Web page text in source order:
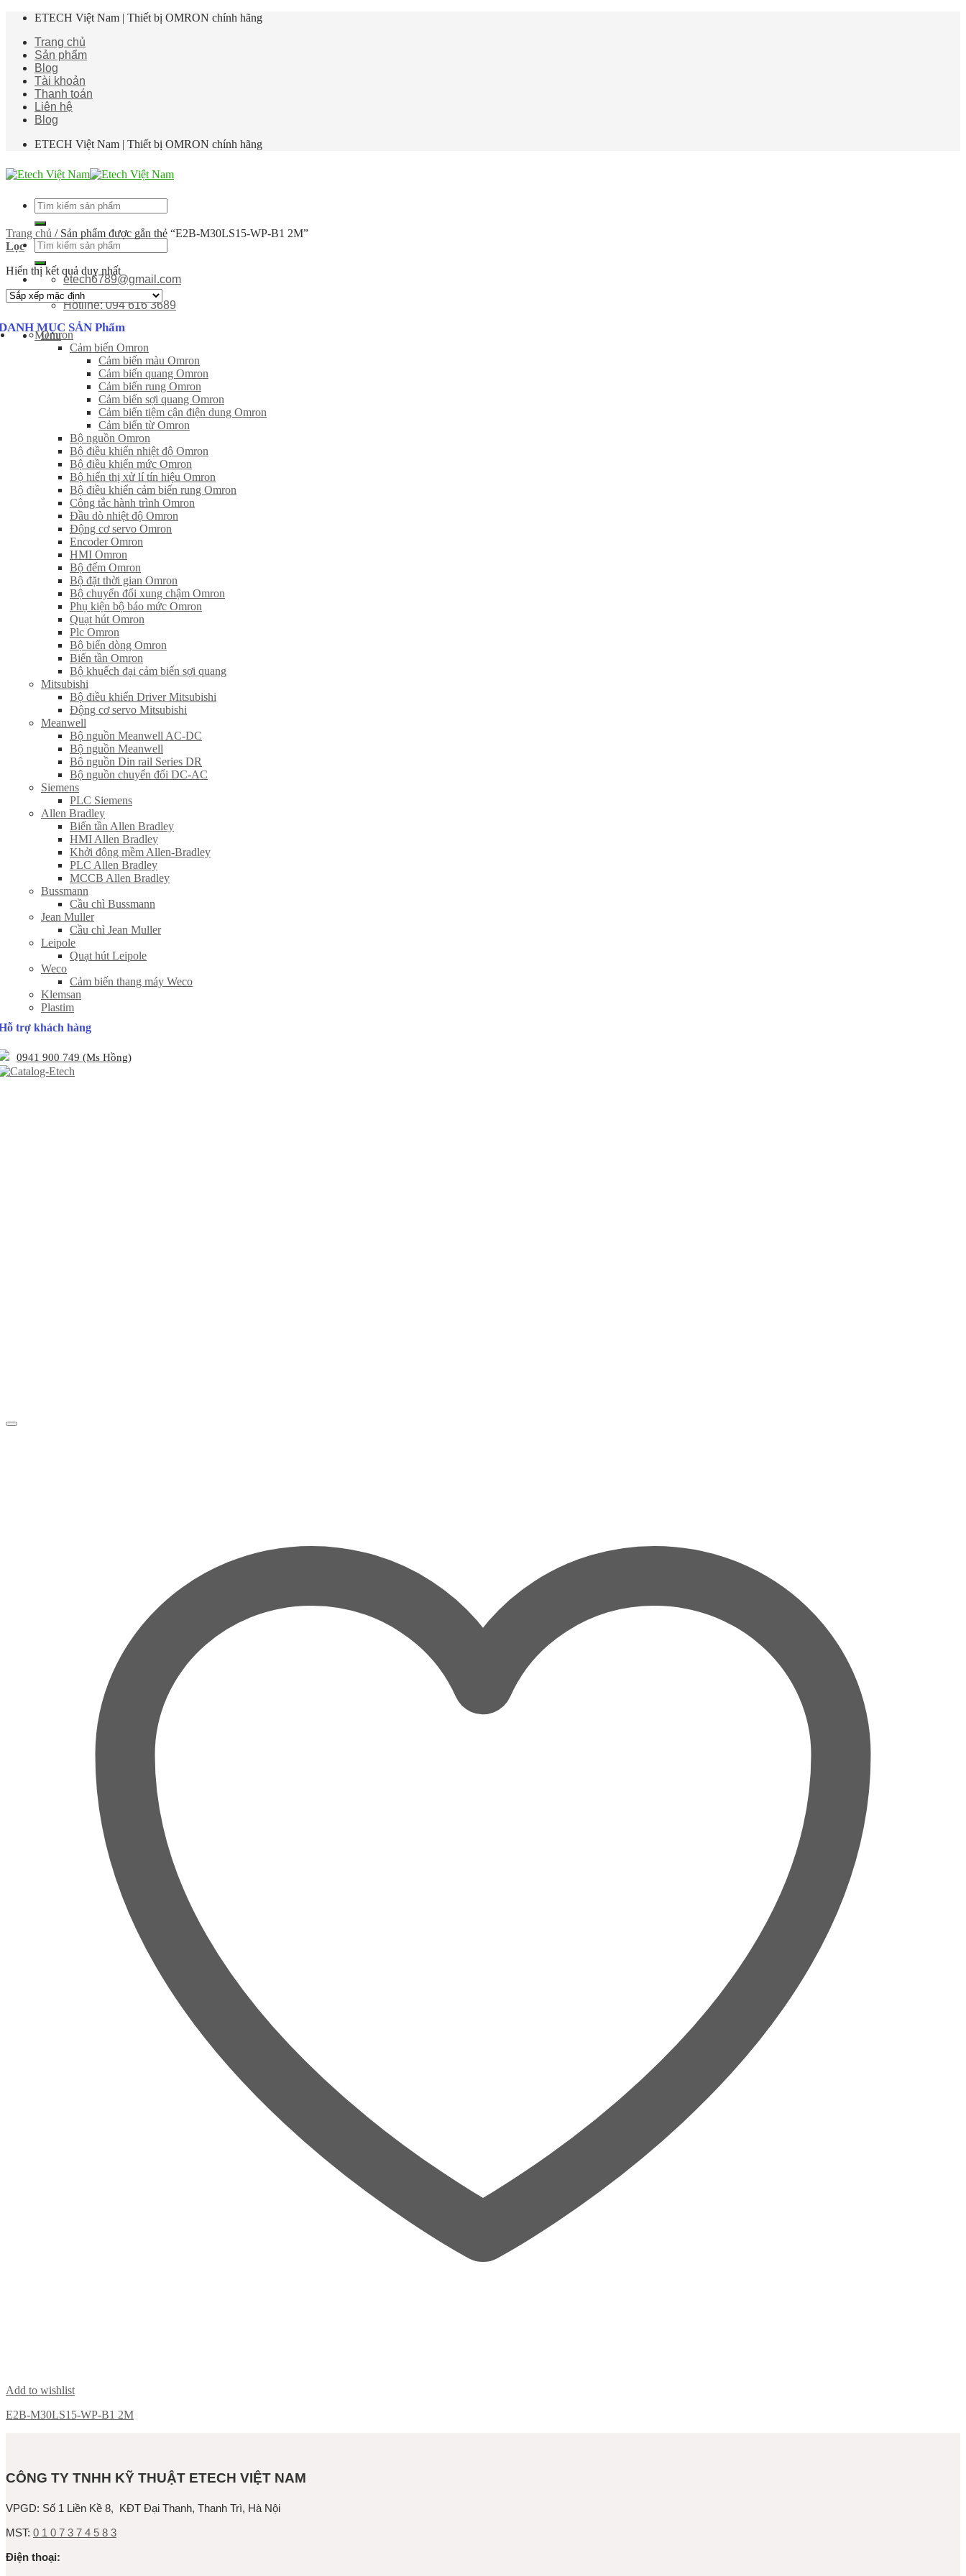
Skip
content
ETECH Việt Nam | Thiết bị OMRON chính hãng
Trang chủ
Sản phẩm
Blog
Tài khoản
Thanh toán
Liên hệ
Blog
ETECH Việt Nam | Thiết bị OMRON chính hãng
Tìm
kiếm:
Tìm
kiếm:
etech6789@gmail.com
Hotline: 094 616 3689
Menu
Trang chủ /Sản phẩm được gắn thẻ “E2B-M30LS15-WP-B1 2M”
Lọc
Hiển thị kết quả duy nhất
MỤC SẢN Phẩm
Omron
Cảm biến Omron
Cảm biến màu Omron
Cảm biến quang Omron
Cảm biến rung Omron
Cảm biến sợi quang Omron
Cảm biến tiệm cận điện dung Omron
Cảm biến từ Omron
Bộ nguồn Omron
Bộ điều khiển nhiệt độ Omron
Bộ điều khiển mức Omron
Bộ hiển thị xử lí tín hiệu Omron
Bộ điều khiển cảm biến rung Omron
Công tắc hành trình Omron
Đầu dò nhiệt độ Omron
Động cơ servo Omron
Encoder Omron
HMI Omron
Bộ đếm Omron
Bộ đặt thời gian Omron
Bộ chuyển đổi xung chậm Omron
Phụ kiện bộ báo mức Omron
Quạt hút Omron
Plc Omron
Bộ biến dòng Omron
Biến tần Omron
Bộ khuếch đại cảm biến sợi quang
Mitsubishi
Bộ điều khiển Driver Mitsubishi
Động cơ servo Mitsubishi
Meanwell
Bộ nguồn Meanwell AC-DC
Bộ nguồn Meanwell
Bô nguồn Din rail Series DR
Bộ nguồn chuyển đổi DC-AC
Siemens
PLC Siemens
Allen Bradley
Biến tần Allen Bradley
HMI Allen Bradley
Khởi động mềm Allen-Bradley
PLC Allen Bradley
MCCB Allen Bradley
Bussmann
Cầu chì Bussmann
Jean Muller
Cầu chì Jean Muller
Leipole
Quạt hút Leipole
Weco
Cảm biến thang máy Weco
Klemsan
Plastim
trợ khách hàng
0941 900 749 (Ms Hồng)
Add to wishlist
E2B-M30LS15-WP-B1 2M
CÔNG TY TNHH KỸ THUẬT ETECH VIỆT NAM
VPGD: Số 1 Liền Kề 8, KĐT Đại Thanh, Thanh Trì, Hà Nội
MST: 0 1 0 7 3 7 4 5 8 3
Ðiện thoại: